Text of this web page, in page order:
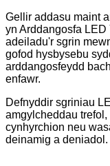
Gellir addasu maint
yn Arddangosfa
adeiladu'r sgrin
gofod hysbysebu
arddangosfeydd
enfawr.
Defnyddir sgriniau
amgylcheddau
cynhyrchion neu
deinamig a deniadol.